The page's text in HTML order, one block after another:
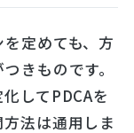
定めても、方
きものです。
してPDCAを
法は通用しま